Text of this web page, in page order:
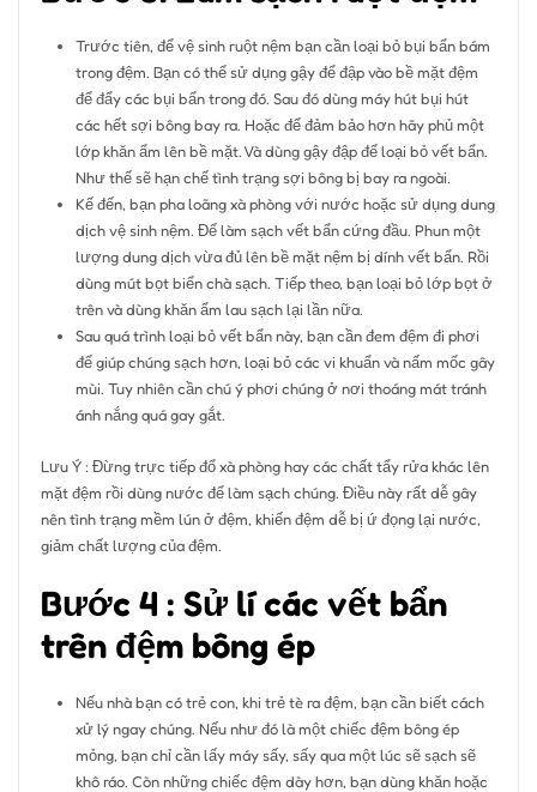
Trước tiên, để vệ sinh ruột nệm bạn cần loại bỏ bụi bẩn bám
trong đệm. Bạn có thể sử dụng gậy để đập vào bề mặt đệm
để đẩy các bụi bẩn trong đó. Sau đó dùng máy hút bụi hút
các hết sợi bông bay ra. Hoặc để đảm bảo hơn hãy phủ một
lớp khăn ẩm lên bề mặt. Và dùng gậy đập để loại bỏ vết bẩn.
Như thế sẽ hạn chế tình trạng sợi bông bị bay ra ngoài.
Kế đến, bạn pha loãng xà phòng với nước hoặc sử dụng dung
dịch vệ sinh nệm. Để làm sạch vết bẩn cứng đầu. Phun một
lượng dung dịch vừa đủ lên bề mặt nệm bị dính vết bẩn. Rồi
dùng mút bọt biển chà sạch. Tiếp theo, bạn loại bỏ lớp bọt ở
trên và dùng khăn ẩm lau sạch lại lần nữa.
Sau quá trình loại bỏ vết bẩn này, bạn cần đem đệm đi phơi
để giúp chúng sạch hơn, loại bỏ các vi khuẩn và nấm mốc gây
mùi. Tuy nhiên cần chú ý phơi chúng ở nơi thoáng mát tránh
ánh nắng quá gay gắt.
Lưu Ý : Đừng trực tiếp đổ xà phòng hay các chất tẩy rửa khác lên
mặt đệm rồi dùng nước để làm sạch chúng. Điều này rất dễ gây
nên tình trạng mềm lún ở đệm, khiến đệm dễ bị ứ đọng lại nước,
giảm chất lượng của đệm.
Bước 4 : Sử lí các vết bẩn
trên đệm bông ép
Nếu nhà bạn có trẻ con, khi trẻ tè ra đệm, bạn cần biết cách
xử lý ngay chúng. Nếu như đó là một chiếc đệm bông ép
mỏng, bạn chỉ cần lấy máy sấy, sấy qua một lúc sẽ sạch sẽ
khô ráo. Còn những chiếc đệm dày hơn, bạn dùng khăn hoặc